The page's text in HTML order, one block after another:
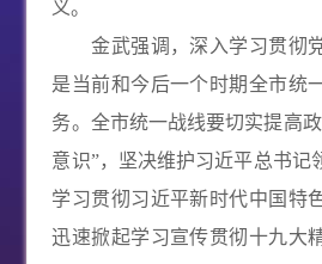
义。
金武强调，深入学习贯彻
是当前和今后一个时期全市统
务。全市统一战线要切实提高
意识”，坚决维护习近平总书记
学习贯彻习近平新时代中国特
迅速掀起学习宣传贯彻十九大